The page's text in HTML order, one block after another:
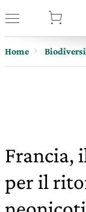
Home
Francia,
per il